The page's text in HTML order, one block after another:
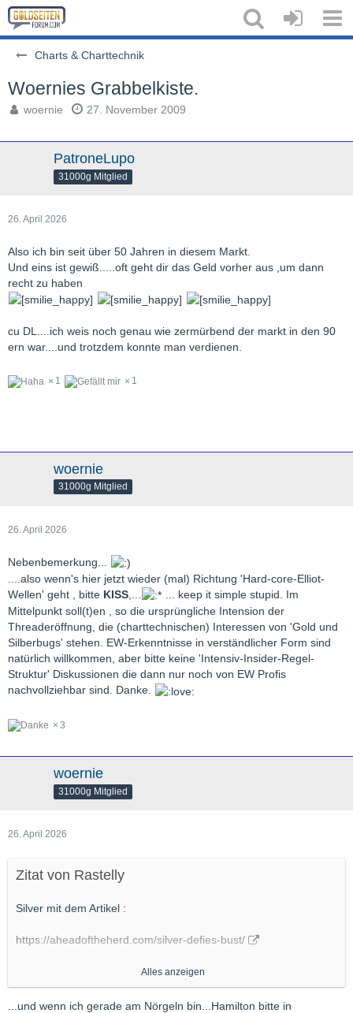
Charts & Charttechnik
Woernies Grabbelkiste.
woernie 27. November 2009
PatroneLupo
31000g Mitglied
26. April 2026
Also ich bin seit über 50 Jahren in diesem Markt.
Und eins ist gewiß.....oft geht dir das Geld vorher aus ,um dann
recht zu haben
cu DL....ich weis noch genau wie zermürbend der markt in den 90
ern war....und trotzdem konnte man verdienen.
1 1
woernie
31000g Mitglied
26. April 2026
Nebenbemerkung...
....also wenn's hier jetzt wieder (mal) Richtung 'Hard-core-Elliot-
Wellen' geht , bitte KISS
... keep it simple stupid. Im
Mittelpunkt soll(t)en , so die ursprüngliche Intension der
Threaderöffnung, die (charttechnischen) Interessen von 'Gold und
Silberbugs' stehen. EW-Erkenntnisse in verständlicher Form sind
natürlich willkommen, aber bitte keine 'Intensiv-Insider-Regel-
Struktur' Diskussionen die dann nur noch von EW Profis
nachvollziehbar sind. Danke.
3
woernie
31000g Mitglied
26. April 2026
Zitat von Rastelly
Silver mit dem Artikel :
https://aheadoftheherd.com/silver-defies-bust/
Alles anzeigen
...und wenn ich gerade am Nörgeln bin...Hamilton bitte in